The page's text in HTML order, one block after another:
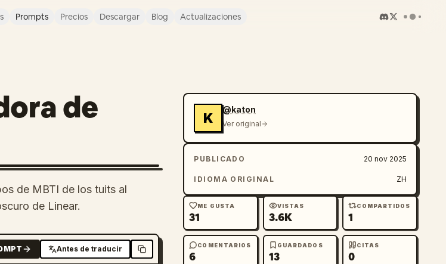
Prompts Precios Descargar Blog Actualizaciones
de
de MBTI de los tuits al
de Linear.
Antes de traducir
K
@katon
Ver original
PUBLICADO 20 nov 2025
IDIOMA ORIGINAL ZH
ME GUSTA
31
VISTAS
3.6K
COMPARTIDOS
1
COMENTARIOS
6
GUARDADOS
13
CITAS
0